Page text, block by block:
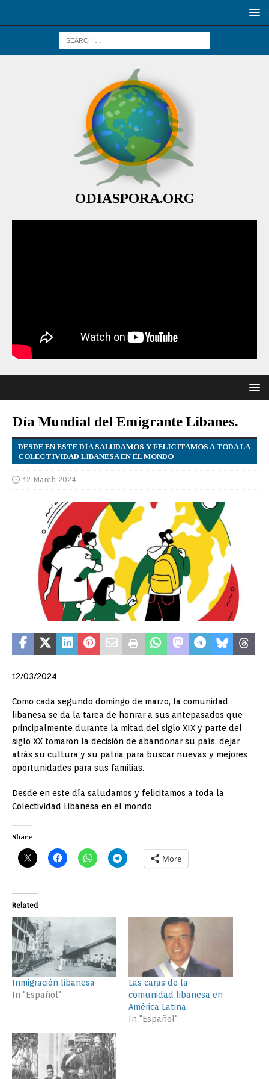
ODIASPORA.ORG
Día Mundial del Emigrante Libanes.
DESDE EN ESTE DÍA SALUDAMOS Y FELICITAMOS A TODA LA
COLECTIVIDAD LIBANESA EN EL MONDO
12 March 2024
12/03/2024
Como cada segundo domingo de marzo, la comunidad
libanesa se da la tarea de honrar a sus antepasados que
principalmente durante la mitad del siglo XIX y parte del
siglo XX tomaron la decisión de abandonar su país, dejar
atrás su cultura y su patria para buscar nuevas y mejores
oportunidades para sus familias.
Desde en este día saludamos y felicitamos a toda la
Colectividad Libanesa en el mondo
Share
More
Related
Inmigración libanesa
In "Español"
Las caras de la
comunidad libanesa en
América Latina
In "Español"